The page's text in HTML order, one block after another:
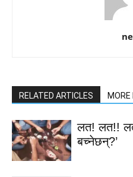
RELATED ARTICLES
लत! लत!!
बच्नेछन्?’